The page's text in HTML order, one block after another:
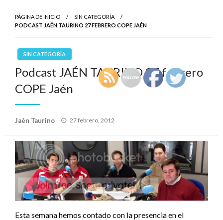
PÁGINA DE INICIO
SIN CATEGORÍA
PODCAST JAÉN TAURINO 27 FEBRERO COPE JAÉN
SIN CATEGORÍA
Podcast JAÉN TAURINO 27 febrero
COPE Jaén
Jaén Taurino
Publicado
27 febrero, 2012
Esta semana hemos contado con la presencia en el